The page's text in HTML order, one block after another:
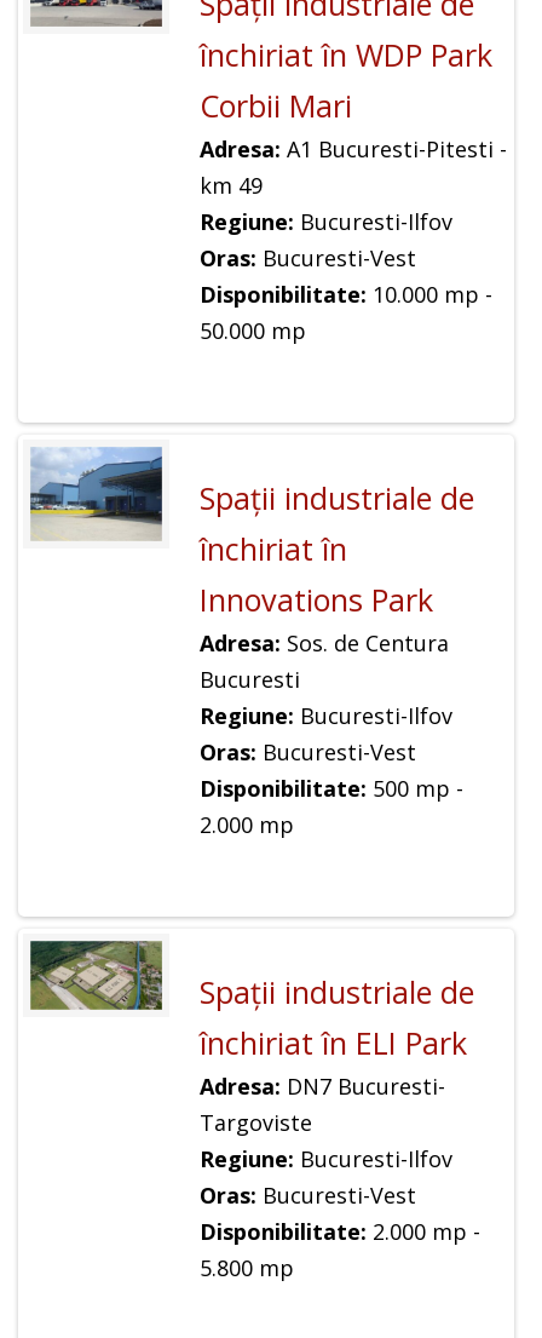
închiriat în WDP Park
Corbii Mari
Adresa: A1 Bucuresti-Pitesti -
km 49
Regiune: Bucuresti-Ilfov
Oras: Bucuresti-Vest
Disponibilitate: 10.000 mp -
50.000 mp
Spaţii industriale de
închiriat în
Innovations Park
Adresa: Sos. de Centura
Bucuresti
Regiune: Bucuresti-Ilfov
Oras: Bucuresti-Vest
Disponibilitate: 500 mp -
2.000 mp
Spaţii industriale de
închiriat în ELI Park
Adresa: DN7 Bucuresti-
Targoviste
Regiune: Bucuresti-Ilfov
Oras: Bucuresti-Vest
Disponibilitate: 2.000 mp -
5.800 mp